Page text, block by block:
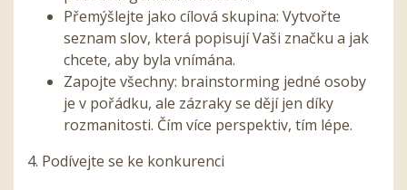
Přemýšlejte jako cílová skupina: Vytvořte
seznam slov, která popisují Vaši značku a jak
chcete, aby byla vnímána.
Zapojte všechny: brainstorming jedné osoby
je v pořádku, ale zázraky se dějí jen díky
rozmanitosti. Čím více perspektiv, tím lépe.
4. Podívejte se ke konkurenci